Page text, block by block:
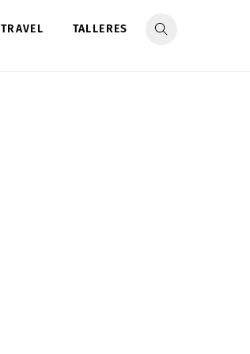
TRAVEL TALLERES